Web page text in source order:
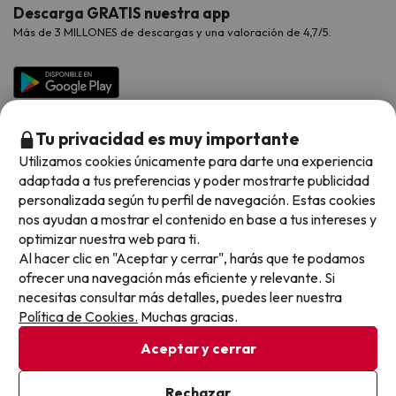
Viajes para grupos
Hoteles Galicia
Hoteles Salou
Chollos con Todo Incluido
Chollos en la playa
Hoteles con toboganes
Selección de la Newsletter
Los favoritos de nuestros clientes
Vacaciones en Agosto
Vacaciones en Octubre
Vacaciones en Noviembre
Contáctanos
Preguntas frecuentes
Descarga GRATIS nuestra app
Más de 3 MILLONES de descargas y una valoración de 4,7/5.
Métodos de pago disponibles
Condiciones generales
Política de cookies
Tu privacidad es muy importante
Utilizamos cookies únicamente para darte una experiencia
adaptada a tus preferencias y poder mostrarte publicidad
personalizada según tu perfil de navegación. Estas cookies
nos ayudan a mostrar el contenido en base a tus intereses y
optimizar nuestra web para ti.
Al hacer clic en "Aceptar y cerrar", harás que te podamos
ofrecer una navegación más eficiente y relevante. Si
necesitas consultar más detalles, puedes leer nuestra
Política de Cookies. Muchas gracias.
Aceptar y cerrar
Rechazar